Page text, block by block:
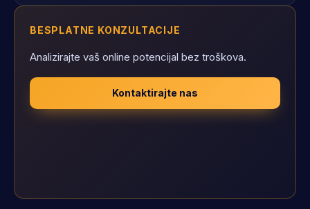
BESPLATNE KONZULTACIJE
Analizirajte vaš online potencijal bez troškova.
Kontaktirajte nas